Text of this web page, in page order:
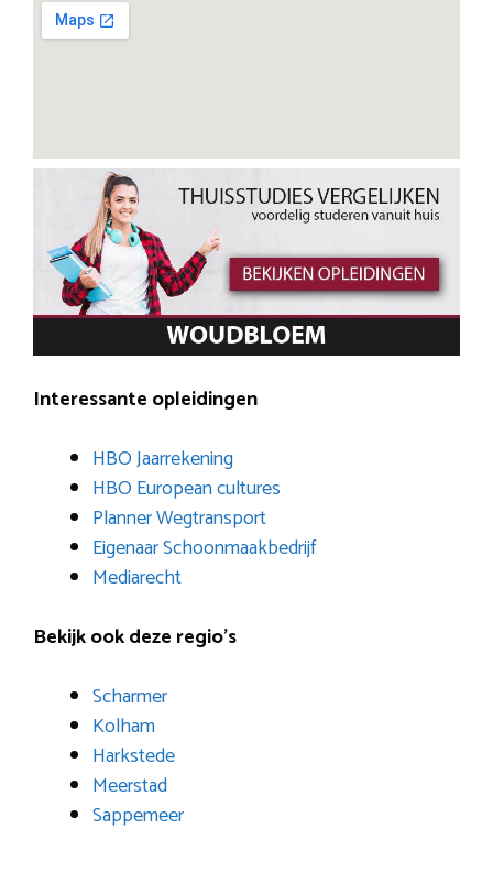
Interessante opleidingen
HBO Jaarrekening
HBO European cultures
Planner Wegtransport
Eigenaar Schoonmaakbedrijf
Mediarecht
Bekijk ook deze regio’s
Scharmer
Kolham
Harkstede
Meerstad
Sappemeer